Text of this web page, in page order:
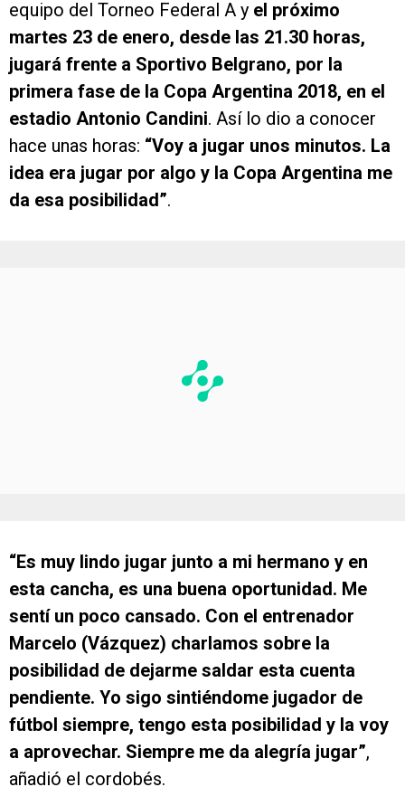
equipo del Torneo Federal A y el próximo
martes 23 de enero, desde las 21.30 horas,
jugará frente a Sportivo Belgrano, por la
primera fase de la Copa Argentina 2018, en el
estadio Antonio Candini. Así lo dio a conocer
hace unas horas: “Voy a jugar unos minutos. La
idea era jugar por algo y la Copa Argentina me
da esa posibilidad”.
“Es muy lindo jugar junto a mi hermano y en
esta cancha, es una buena oportunidad. Me
sentí un poco cansado. Con el entrenador
Marcelo (Vázquez) charlamos sobre la
posibilidad de dejarme saldar esta cuenta
pendiente. Yo sigo sintiéndome jugador de
fútbol siempre, tengo esta posibilidad y la voy
a aprovechar. Siempre me da alegría jugar”,
añadió el cordobés.